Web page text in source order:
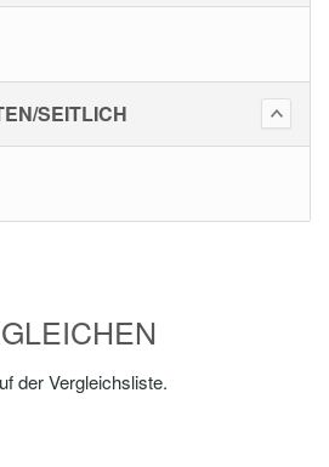
SEITLICH
der Vergleichsliste.